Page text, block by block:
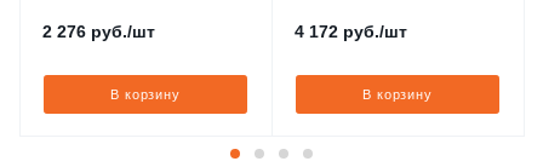
2 276 руб./шт
В корзину
4 172 руб./шт
В корзину